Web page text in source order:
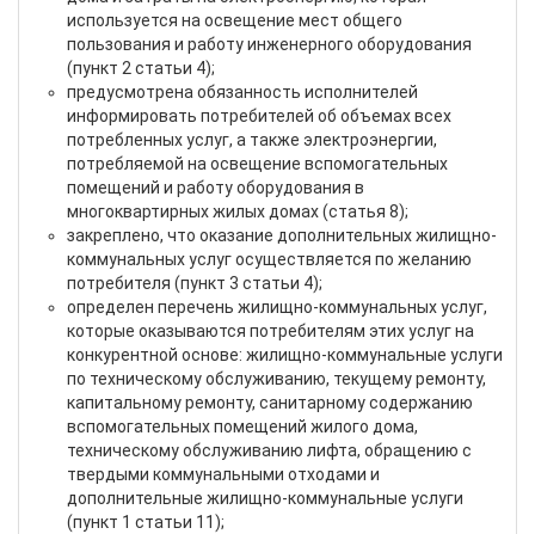
используется на освещение мест общего
пользования и работу инженерного оборудования
(пункт 2 статьи 4);
предусмотрена обязанность исполнителей
информировать потребителей об объемах всех
потребленных услуг, а также электроэнергии,
потребляемой на освещение вспомогательных
помещений и работу оборудования в
многоквартирных жилых домах (статья 8);
закреплено, что оказание дополнительных жилищно-
коммунальных услуг осуществляется по желанию
потребителя (пункт 3 статьи 4);
определен перечень жилищно-коммунальных услуг,
которые оказываются потребителям этих услуг на
конкурентной основе: жилищно-коммунальные услуги
по техническому обслуживанию, текущему ремонту,
капитальному ремонту, санитарному содержанию
вспомогательных помещений жилого дома,
техническому обслуживанию лифта, обращению с
твердыми коммунальными отходами и
дополнительные жилищно-коммунальные услуги
(пункт 1 статьи 11);